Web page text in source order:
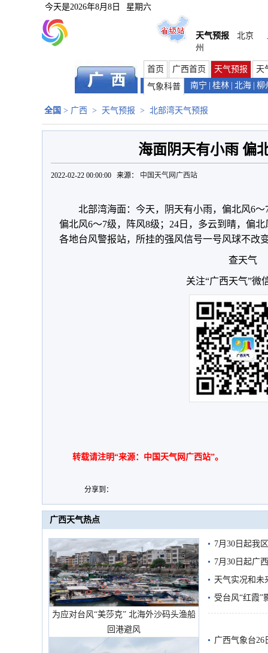
今天是2026年8月8日 星期六
天气预报 北京
州
首页 广西首页 天气预报
天
气象科普
南宁 桂林 北海 柳
全国 > 广西 > 天气预报 > 北部湾天气预报
海面阴天有小雨 偏
2022-02-22 00:00:00 来源： 中国天气网广西站
北部湾海面：今天，阴天有小雨，偏北风6
偏北风6～7级，阵风8级；24日，多云到晴，偏
各地台风警报站，所挂的强风信号一号风球不改
查天气
关注“广西天气”微
转载请注明“来源：中国天气网广西站”。
分享到：
广西天气热点
为应对台风“美莎克” 北海外沙码头渔船
回港避风
7月30日起我
7月30日起广
天气实况和未
受台风“红霞”
有较强降雨
广西气象台26